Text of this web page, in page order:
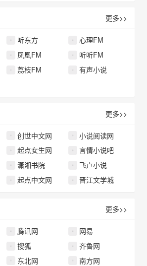
更多>>
听东方
心理FM
凤凰FM
听听FM
荔枝FM
有声小说
更多>>
创世中文网
小说阅读网
起点女生网
言情小说吧
潇湘书院
飞卢小说
起点中文网 晋江文学城
更多>>
腾讯网
网易
搜狐
齐鲁网
东北网 南方网